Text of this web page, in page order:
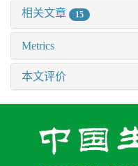
相关文章 15
Metrics
本文评价